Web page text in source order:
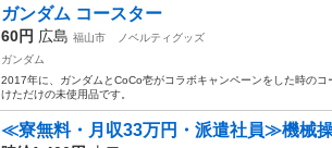
ガンダム コースター
60円 広島 福山市
ノベルティグッズ
ガンダム
2017年に、ガンダムとCoCo壱がコラボキャンペーンをした時の
けただけの未使用品です。
≪寮無料・月収33万円・派遣社員≫機械